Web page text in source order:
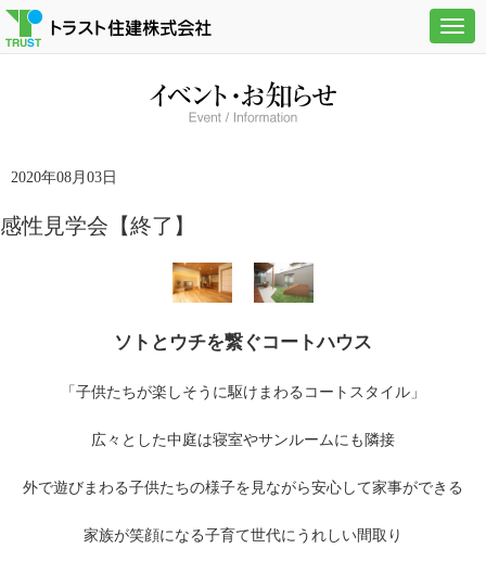
2020年08月03日
感性見学会【終了】
ソトとウチを繋ぐコートハウス
「子供たちが楽しそうに駆けまわるコートスタイル」
広々とした中庭は寝室やサンルームにも隣接
外で遊びまわる子供たちの様子を見ながら安心して家事ができる
家族が笑顔になる子育て世代にうれしい間取り